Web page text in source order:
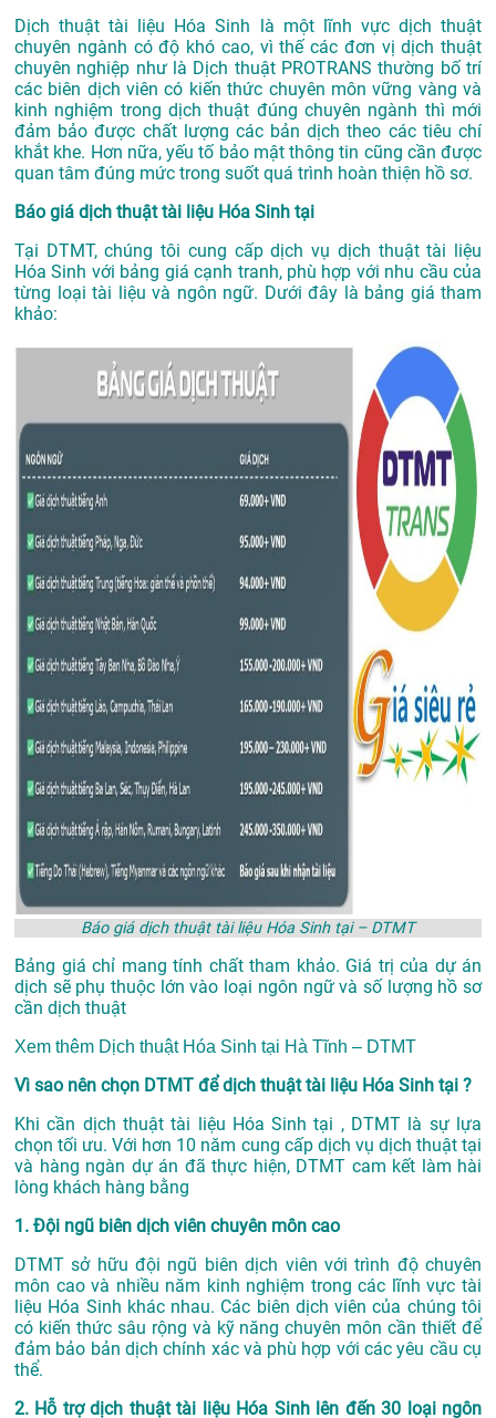
Dịch thuật tài liệu Hóa Sinh là một lĩnh vực dịch thuật
chuyên ngành có độ khó cao, vì thế các đơn vị dịch thuật
chuyên nghiệp như là Dịch thuật PROTRANSthường bố trí
các biên dịch viên có kiến thức chuyên môn vững vàng và
kinh nghiệm trong dịch thuật đúng chuyên ngành thì mới
đảm bảo được chất lượng các bản dịch theo các tiêu chí
khắt khe. Hơn nữa, yếu tố bảo mật thông tin cũng cần được
quan tâm đúng mức trong suốt quá trình hoàn thiện hồ sơ.
Báo giá dịch thuật tài liệu Hóa Sinh tại
Tại DTMT, chúng tôi cung cấp dịch vụ dịch thuật tài liệu
Hóa Sinh với bảng giá cạnh tranh, phù hợp với nhu cầu của
từng loại tài liệu và ngôn ngữ. Dưới đây là bảng giá tham
khảo:
Báo giá dịch thuật tài liệu Hóa Sinh tại – DTMT
Bảng giá chỉ mang tính chất tham khảo. Giá trị của dự án
dịch sẽ phụ thuộc lớn vào loại ngôn ngữ và số lượng hồ sơ
cần dịch thuật
Xem thêm Dịch thuật Hóa Sinh tại Hà Tĩnh – DTMT
Vì sao nên chọn DTMT để dịch thuật tài liệu Hóa Sinh tại ?
Khi cần dịch thuật tài liệu Hóa Sinh tại , DTMT là sự lựa
chọn tối ưu. Với hơn 10 năm cung cấp dịch vụ dịch thuật tại
và hàng ngàn dự án đã thực hiện, DTMT cam kết làm hài
lòng khách hàng bằng
1. Đội ngũ biên dịch viên chuyên môn cao
DTMT sở hữu đội ngũ biên dịch viên với trình độ chuyên
môn cao và nhiều năm kinh nghiệm trong các lĩnh vực tài
liệu Hóa Sinh khác nhau. Các biên dịch viên của chúng tôi
có kiến thức sâu rộng và kỹ năng chuyên môn cần thiết để
đảm bảo bản dịch chính xác và phù hợp với các yêu cầu cụ
thể.
2. Hỗ trợ dịch thuật tài liệu Hóa Sinh lên đến 30 loại ngôn